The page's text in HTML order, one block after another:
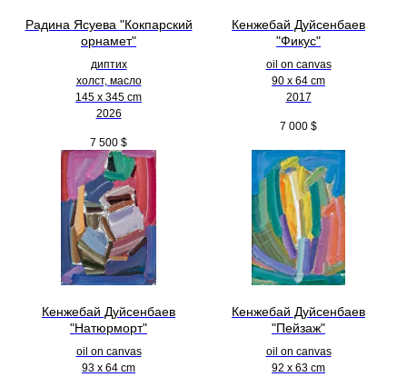
Радина Ясуева "Кокпарский
орнамет"
диптих
холст, масло
145 х 345 cm
2026
7 500 $
Кенжебай Дуйсенбаев
"Фикус"
oil on canvas
90 x 64 cm
2017
7 000 $
Кенжебай Дуйсенбаев
"Натюрморт"
oil on canvas
93 x 64 cm
Кенжебай Дуйсенбаев
"Пейзаж"
oil on canvas
92 x 63 cm